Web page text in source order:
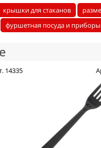
крышки для стаканов
фуршетная посуда и приборы
14335